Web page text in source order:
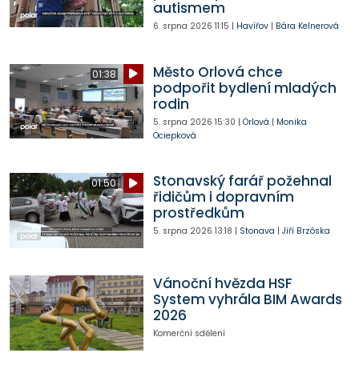
autismem
6. srpna 2026 11:15 | Havířov| Bára Kelnerová
01:38
Město Orlová chce
podpořit bydlení mladých
rodin
5. srpna 2026 15:30 | Orlová | Monika
Ociepková
01:50
Stonavský farář požehnal
řidičům i dopravním
prostředkům
5. srpna 2026 13:18 | Stonava | Jiří Brzóska
Vánoční hvězda HSF
System vyhrála BIM Awards
2026
Komerční sdělení